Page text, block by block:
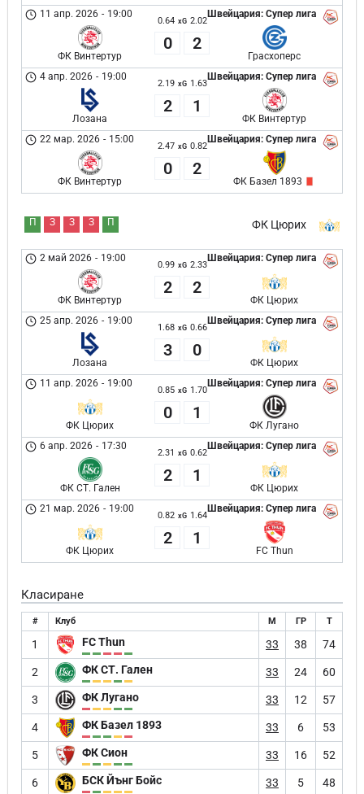
Швейцария: Супер лига
11 апр. 2026 - 19:00
ФК Винтертур
0.64 xG 2.02
0 2
Грасхоперс
Швейцария: Супер лига
4 апр. 2026 - 19:00
Лозана
2.19 xG 1.63
2 1
ФК Винтертур
Швейцария: Супер лига
22 мар. 2026 - 15:00
ФК Винтертур
2.47 xG 0.82
0 2
ФК Базел 1893
ФК Цюрих
П З З З П
Швейцария: Супер лига
2 май 2026 - 19:00
ФК Винтертур
0.99 xG 2.33
2 2
ФК Цюрих
Швейцария: Супер лига
25 апр. 2026 - 19:00
Лозана
1.68 xG 0.66
3 0
ФК Цюрих
Швейцария: Супер лига
11 апр. 2026 - 19:00
ФК Цюрих
0.85 xG 1.70
0 1
ФК Лугано
Швейцария: Супер лига
6 апр. 2026 - 17:30
ФК СТ. Гален
2.31 xG 0.62
2 1
ФК Цюрих
Швейцария: Супер лига
21 мар. 2026 - 19:00
ФК Цюрих
0.82 xG 1.64
2 1
FC Thun
Класиране
# Клуб М ГР Т
1 FC Thun 33 38 74
2 ФК СТ. Гален 33 24 60
3 ФК Лугано 33 12 57
4 ФК Базел 1893 33 6 53
5 ФК Сион 33 16 52
6 БСК Йънг Бойс 33 5 48